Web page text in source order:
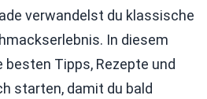
verwandelst du klassische
In diesem
Tipps, Rezepte und
starten, damit du bald